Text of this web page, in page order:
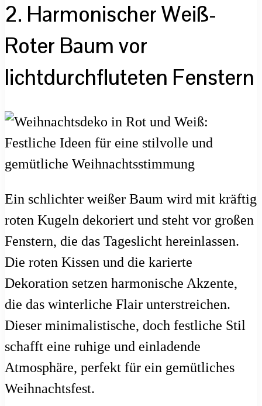
2. Harmonischer Weiß-
Roter Baum vor
lichtdurchfluteten Fenstern
Ein schlichter weißer Baum wird mit kräftig
roten Kugeln dekoriert und steht vor großen
Fenstern, die das Tageslicht hereinlassen.
Die roten Kissen und die karierte
Dekoration setzen harmonische Akzente,
die das winterliche Flair unterstreichen.
Dieser minimalistische, doch festliche Stil
schafft eine ruhige und einladende
Atmosphäre, perfekt für ein gemütliches
Weihnachtsfest.